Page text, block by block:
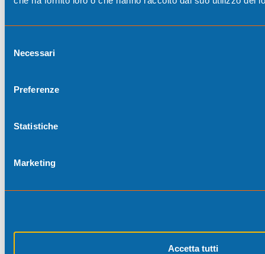
delNecessari
Preferenze
Statistiche
Marketing
Accetta tutti